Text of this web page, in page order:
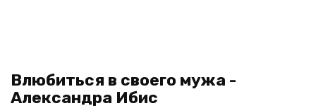
Влюбиться в своего мужа -
Александра Ибис